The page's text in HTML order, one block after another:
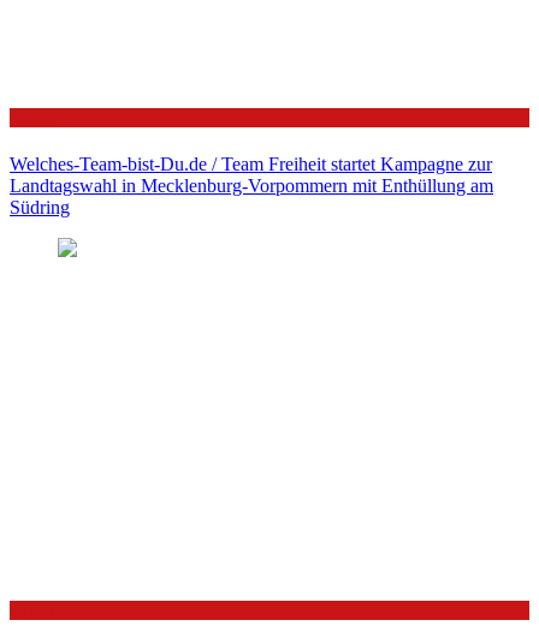
Welches-Team-bist-Du.de / Team Freiheit startet Kampagne zur
Landtagswahl in Mecklenburg-Vorpommern mit Enthüllung am
Südring